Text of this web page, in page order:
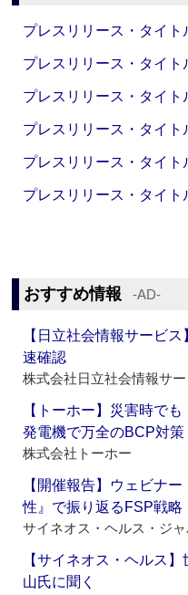
プレスリリース・タイ
プレスリリース・タイ
プレスリリース・タイ
プレスリリース・タイ
プレスリリース・タイ
プレスリリース・タイ
おすすめ情報 ‐AD‐
【日立社会情報サービ
速確認
株式会社日立社会情報サー
【トーホー】災害時で
発電機で万全のBCP対策
株式会社トーホー
【開催報告】ウェビナ
性』で振り返るFSP戦略
サイネオス・ヘルス・ジ
【サイネオス・ヘルス
山氏に聞く